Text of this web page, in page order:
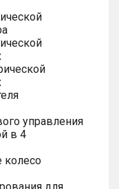
управления
в 4
колесо
для